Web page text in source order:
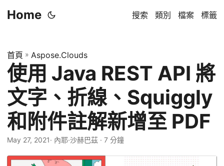
Home 搜索 類別 檔案 標籤
首頁 » Aspose.Clouds
使用 Java REST API 將
文字、折線、Squiggly
和附件註解新增至 PDF
May 27, 2021· 內耶·沙赫巴茲 · 7 分鐘